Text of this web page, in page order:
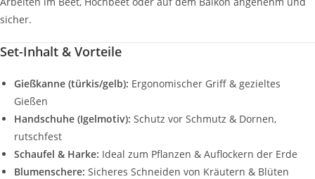
sicher.
Set-Inhalt & Vorteile
Gießkanne (türkis/gelb): Ergonomischer Griff & gezieltes
Gießen
Handschuhe (Igelmotiv): Schutz vor Schmutz & Dornen,
rutschfest
Schaufel & Harke: Ideal zum Pflanzen & Auflockern der Erde
Blumenschere: Sicheres Schneiden von Kräutern & Blüten